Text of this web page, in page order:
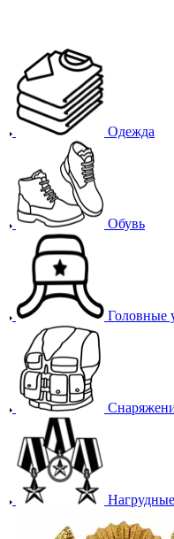
Одежда
Обувь
Головные